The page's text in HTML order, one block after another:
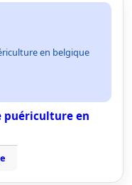
en belgique
puériculture en